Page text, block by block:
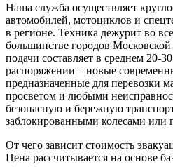
Наша служба осуществляет
автомобилей, мотоциклов и
в регионе. Техника дежурит во
большинстве городов
подачи составляет в среднем 20-
распоряжении – новые
предназначенные для
просветом и любыми
безопасную и бережную
заблокированными колесами или
От чего зависит стоимость
Цена рассчитывается на основе